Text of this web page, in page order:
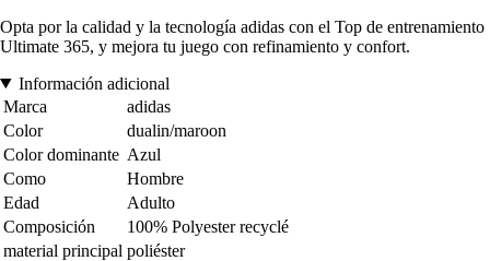
Opta por la calidad y la tecnología adidas con el Top de entrenamiento
Ultimate 365, y mejora tu juego con refinamiento y confort.
Información adicional
Marca
adidas
Color
dualin/maroon
Color dominante Azul
Como
Hombre
Edad
Adulto
Composición
100% Polyester recyclé
material principal poliéster